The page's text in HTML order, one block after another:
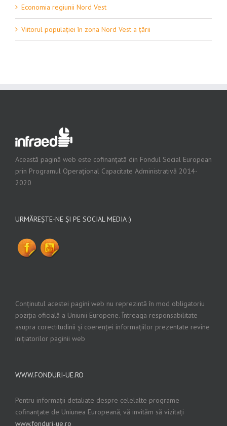
Economia regiunii Nord Vest
Viitorul populației în zona Nord Vest a țării
Această pagină web este cofinanțată din Fondul Social European
prin Programul Operațional Capacitate Administrativă 2014-
2020
URMĂREȘTE-NE ȘI PE SOCIAL MEDIA :)
Conținutul acestei pagini web nu reprezintă în mod obligatoriu
poziția oficială a Uniunii Europene. Întreaga responsabilitate
asupra corectitudinii și coerenței informațiilor prezentate revine
inițiatorilor paginii web
WWW.FONDURI-UE.RO
Pentru informații detaliate despre celelalte programe
cofinanțate de Uniunea Europeană, vă invităm să vizitați
www.fonduri-ue.ro